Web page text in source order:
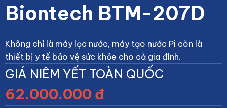
Biontech BTM-207D
Không chỉ là máy lọc nước, máy tạo nước Pi còn là
thiết bị y tế bảo vệ sức khỏe cho cả gia đình.
GIÁ NIÊM YẾT TOÀN QUỐC
62.000.000 đ